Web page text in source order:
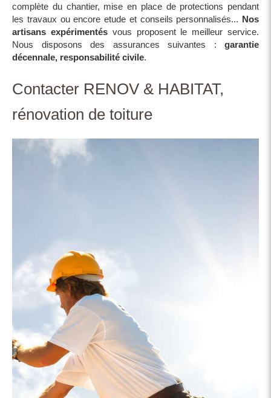
complète du chantier, mise en place de protections pendant
les travaux ou encore etude et conseils personnalisés... Nos
artisans expérimentésvous proposent le meilleur service.
Nous disposons des assurances suivantes : garantie
décennale, responsabilité civile.
Contacter RENOV & HABITAT,
rénovation de toiture